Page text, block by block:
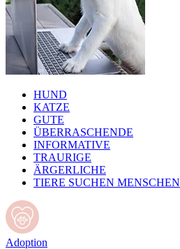
HUND
KATZE
GUTE
ÜBERRASCHENDE
INFORMATIVE
TRAURIGE
ÄRGERLICHE
TIERE SUCHEN MENSCHEN
Adoption